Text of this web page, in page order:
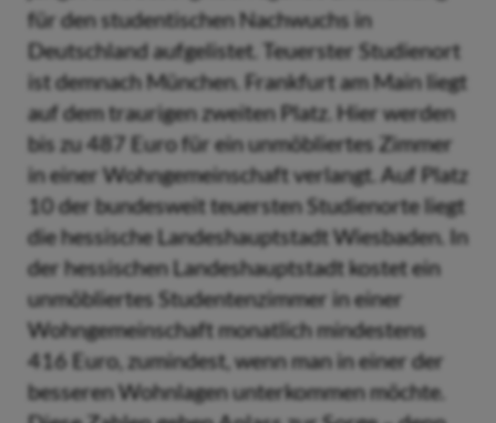
für den studentischen Nachwuchs in
Deutschland aufgelistet. Teuerster Studienort
ist demnach München. Frankfurt am Main liegt
auf dem traurigen zweiten Platz. Hier werden
bis zu 487 Euro für ein unmöbliertes Zimmer
in einer Wohngemeinschaft verlangt. Auf Platz
10 der bundesweit teuersten Studienorte liegt
die hessische Landeshauptstadt Wiesbaden. In
der hessischen Landeshauptstadt kostet ein
unmöbliertes Studentenzimmer in einer
Wohngemeinschaft monatlich mindestens
416 Euro, zumindest, wenn man in einer der
besseren Wohnlagen unterkommen möchte.